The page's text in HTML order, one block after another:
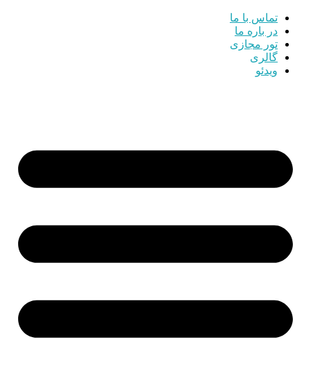
تماس با ما
در باره ما
تور مجازی
گالری
ویدئو